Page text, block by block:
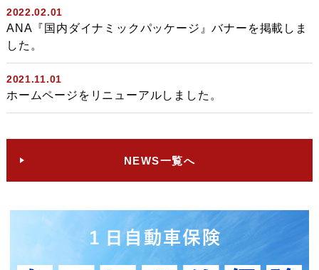
2022.02.01
ANA『国内ダイナミックパッケージ』バナーを掲載しま
した。
2021.11.01
ホームページをリニューアルしました。
NEWS一覧へ